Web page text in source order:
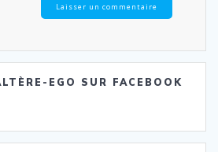
EGO SUR FACEBOOK